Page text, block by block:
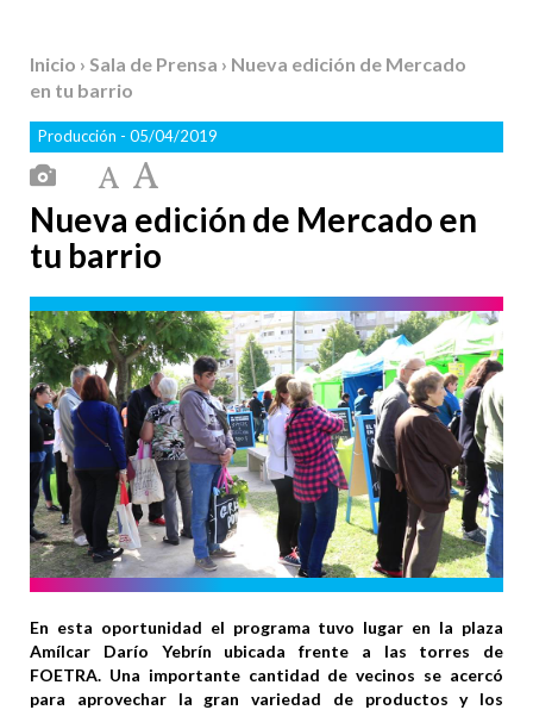
Inicio › Sala de Prensa › Nueva edición de Mercado
en tu barrio
Producción - 05/04/2019
Nueva edición de Mercado en
tu barrio
En esta oportunidad el programa tuvo lugar en la plaza
Amílcar Darío Yebrín ubicada frente a las torres de
FOETRA. Una importante cantidad de vecinos se acercó
para aprovechar la gran variedad de productos y los